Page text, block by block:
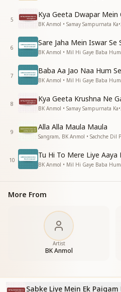
ब्रह्मा तन से शिव बाबा ने, हमें है ज्ञान
होओ.. इतना प्यार लाया कि, चमत्कार
ब्रह्मा तन से शिव बाबा ने, हमें है ज्ञान
होओ.. इतना प्यार लाया कि, चमत्कार
होओ.. भाग्य पे अपने नाज़ कर रहे हैं
सबके भाग्य यहां बन रहे हैं
सबके लिए, मैं एक संदेश लेकर आई हूं
ऊं ऊं ऊं ऊं ऊं ऊं ऊं ऊं
सबके लिये मैं एक संदेश लेकर आई हूं
ऊं ऊं ऊं ऊं ऊं ऊं ऊं ऊं
सबके लिये मैं एक पैगाम लेकर आई हूं
होओ.. खुशखबरी एक सबके लिए लाई हूं
होओ.. शिव बाबा स्वर्ग हथेली पर लाये
हम बच्चों से मिलने परमधाम से आये हैं
शिव बाबा स्वर्ग हथेली पर लाये हैं
हम बच्चों से मिलने परमधाम से आये हैं
सबके लिये मैं एक पैगाम लेकर आई
5
Kya Geeta Dwapar Mein
BK Anmol • Samay Sampurnata Ka•
6
Sare Jaha Mein Iswar Se
BK Anmol • Mil Hi Gaye Baba
7
Baba Aa Jao Naa Hum
BK Anmol • Mil Hi Gaye Baba
8
Kya Geeta Krushna Ne
BK Anmol • Samay Sampurnata Ka•
9
Alla Alla Maula Maula
10
Tu Hi To Mere Liye Aaya
BK Anmol • Mil Hi Gaye Baba
More From
Artist
BK Anmol
Sabke Liye Mein Ek Paigam